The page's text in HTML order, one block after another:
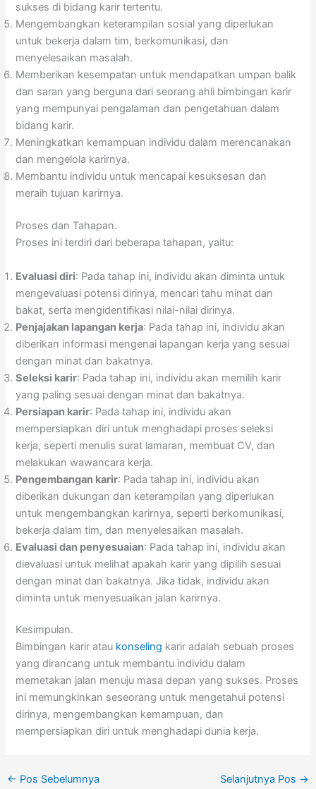
sukses di bidang karir tertentu.
Mengembangkan keterampilan sosial yang diperlukan
untuk bekerja dalam tim, berkomunikasi, dan
menyelesaikan masalah.
Memberikan kesempatan untuk mendapatkan umpan balik
dan saran yang berguna dari seorang ahli bimbingan karir
yang mempunyai pengalaman dan pengetahuan dalam
bidang karir.
Meningkatkan kemampuan individu dalam merencanakan
dan mengelola karirnya.
Membantu individu untuk mencapai kesuksesan dan
meraih tujuan karirnya.
Proses dan Tahapan.
Proses ini terdiri dari beberapa tahapan, yaitu:
Evaluasi diri: Pada tahap ini, individu akan diminta untuk
mengevaluasi potensi dirinya, mencari tahu minat dan
bakat, serta mengidentifikasi nilai-nilai dirinya.
Penjajakan lapangan kerja: Pada tahap ini, individu akan
diberikan informasi mengenai lapangan kerja yang sesuai
dengan minat dan bakatnya.
Seleksi karir: Pada tahap ini, individu akan memilih karir
yang paling sesuai dengan minat dan bakatnya.
Persiapan karir: Pada tahap ini, individu akan
mempersiapkan diri untuk menghadapi proses seleksi
kerja, seperti menulis surat lamaran, membuat CV, dan
melakukan wawancara kerja.
Pengembangan karir: Pada tahap ini, individu akan
diberikan dukungan dan keterampilan yang diperlukan
untuk mengembangkan karirnya, seperti berkomunikasi,
bekerja dalam tim, dan menyelesaikan masalah.
Evaluasi dan penyesuaian: Pada tahap ini, individu akan
dievaluasi untuk melihat apakah karir yang dipilih sesuai
dengan minat dan bakatnya. Jika tidak, individu akan
diminta untuk menyesuaikan jalan karirnya.
Kesimpulan.
Bimbingan karir atau konseling karir adalah sebuah proses
yang dirancang untuk membantu individu dalam
memetakan jalan menuju masa depan yang sukses. Proses
ini memungkinkan seseorang untuk mengetahui potensi
dirinya, mengembangkan kemampuan, dan
mempersiapkan diri untuk menghadapi dunia kerja.
← Pos Sebelumnya Selanjutnya Pos →